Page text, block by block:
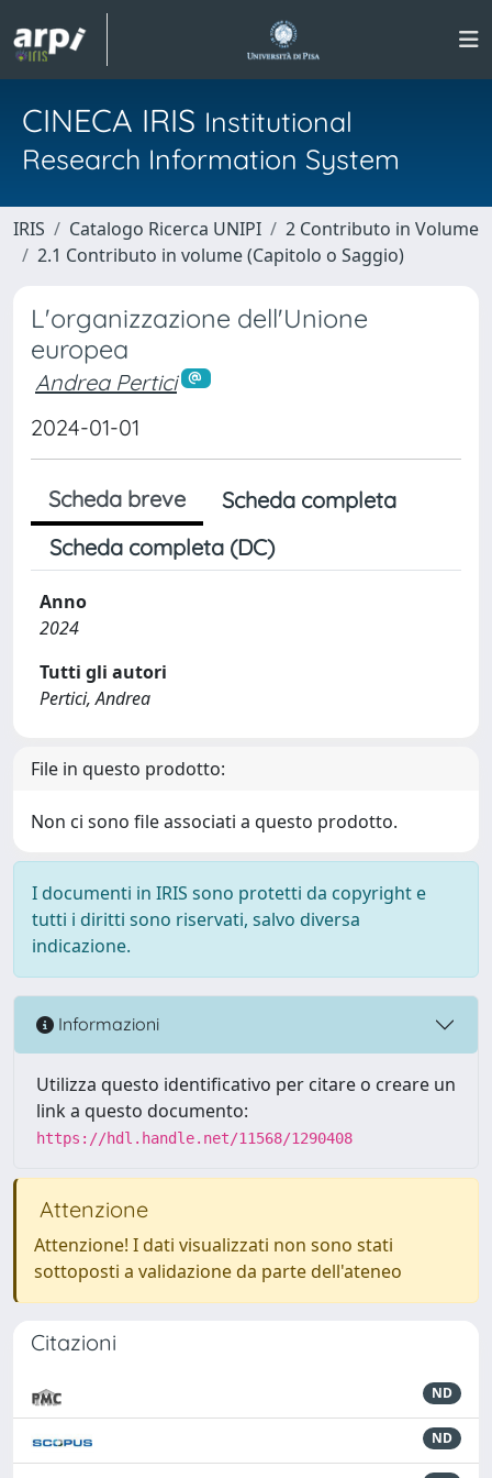
CINECA IRIS Institutional
Research Information System
IRIS Catalogo Ricerca UNIPI
2 Contributo in Volume
2.1 Contributo in volume (Capitolo o Saggio)
L'organizzazione dell'Unione
europea
Andrea Pertici
2024-01-01
Scheda breve
Scheda completa
Scheda completa (DC)
Anno
2024
Tutti gli autori
Pertici, Andrea
File in questo prodotto:
Non ci sono file associati a questo prodotto.
I documenti in IRIS sono protetti da copyright e
tutti i diritti sono riservati, salvo diversa
indicazione.
Informazioni
Utilizza questo identificativo per citare o creare un
link a questo documento:
https://hdl.handle.net/11568/1290408
Attenzione
Attenzione! I dati visualizzati non sono stati
sottoposti a validazione da parte dell'ateneo
Citazioni
ND
ND